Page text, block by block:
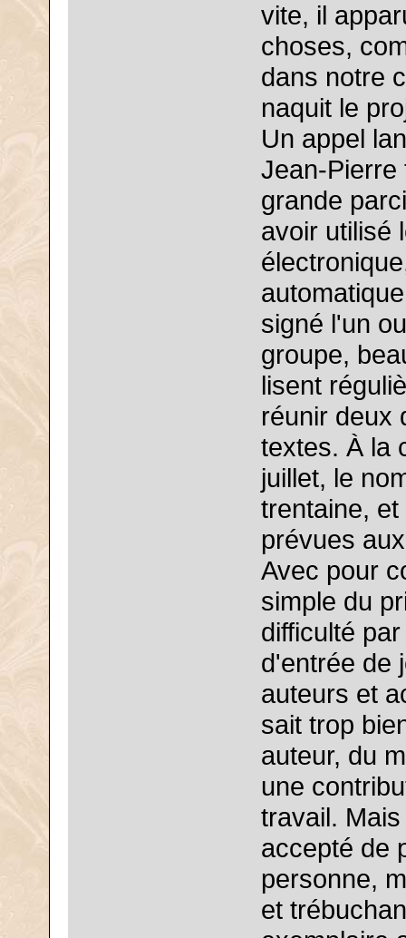
vite, il
choses,
dans notre
naquit le
Un appel
Jean-Pierre
grande
avoir utilisé
signé l'un
groupe,
lisent
réunir deux
textes. À la
juillet, le
trentaine,
prévues
Avec pour
simple du
difficulté
d'entrée de
auteurs et
sait trop
auteur, du
une
travail.
accepté de
personne,
et